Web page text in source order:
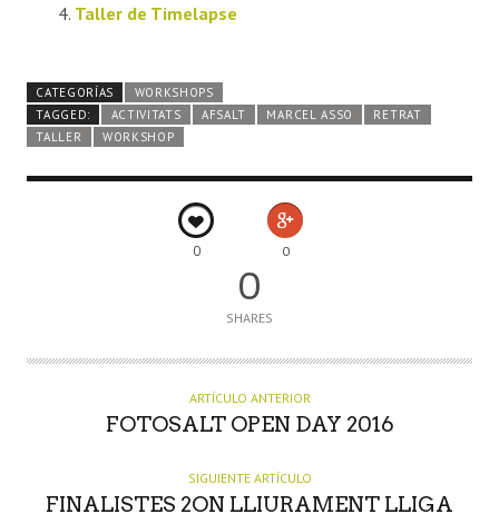
Taller de Timelapse
CATEGORÍAS
WORKSHOPS
TAGGED:
ACTIVITATS AFSALT MARCEL ASSO
RETRAT
TALLER
WORKSHOP
0 0
0
SHARES
ARTÍCULO ANTERIOR
FOTOSALT OPEN DAY 2016
SIGUIENTE ARTÍCULO
FINALISTES 2ON LLIURAMENT LLIGA